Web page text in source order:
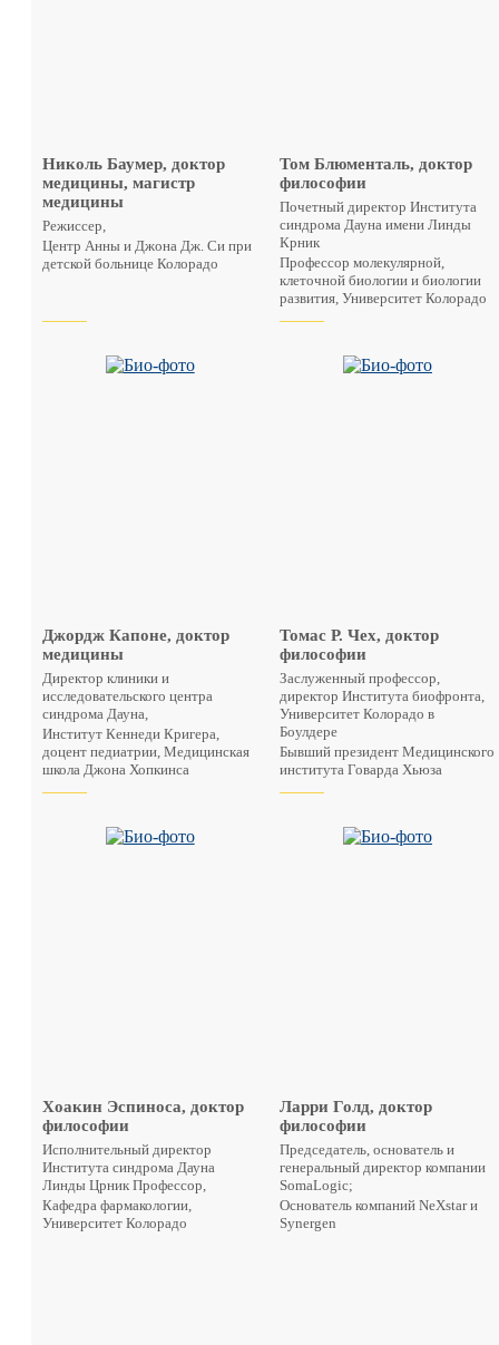
Николь Баумер, доктор
медицины, магистр
медицины
Режиссер,
Центр Анны и Джона Дж. Си при
детской больнице Колорадо
Том Блюменталь, доктор
философии
Почетный директор Института
синдрома Дауна имени Линды
Крник
Профессор молекулярной,
клеточной биологии и биологии
развития, Университет Колорадо
Джордж Капоне, доктор
медицины
Директор клиники и
исследовательского центра
синдрома Дауна,
Институт Кеннеди Кригера,
доцент педиатрии, Медицинская
школа Джона Хопкинса
Томас Р. Чех, доктор
философии
Заслуженный профессор,
директор Института биофронта,
Университет Колорадо в
Боулдере
Бывший президент Медицинского
института Говарда Хьюза
Хоакин Эспиноса, доктор
философии
Исполнительный директор
Института синдрома Дауна
Линды Црник Профессор,
Кафедра фармакологии,
Университет Колорадо
Ларри Голд, доктор
философии
Председатель, основатель и
генеральный директор компании
SomaLogic;
Основатель компаний NeXstar и
Synergen